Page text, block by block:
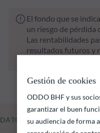
El fondo que se
un riesgo de pérdida
Las rentabilidades
resultados futuros y
DATOS FUNDAMENTALES
Gestión de cookies
ODDO BHF y sus
garantizar el buen
su audiencia de forma